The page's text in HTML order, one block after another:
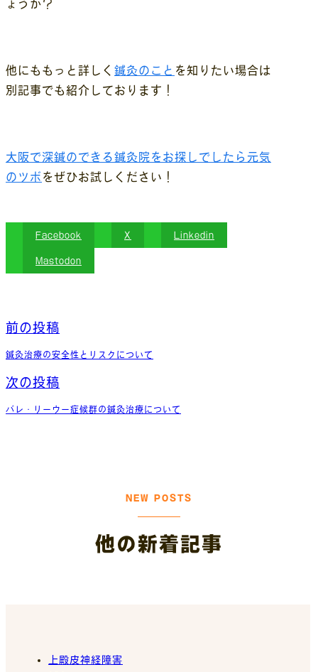
ょうか？
他にももっと詳しく 鍼灸のこと を知りたい場合は
別記事でも紹介しております！
大阪で深鍼のできる鍼灸院をお探しでしたら元気
のツボ をぜひお試しください！
Facebook X Linkedin
Mastodon
前の投稿
鍼灸治療の安全性とリスクについて
次の投稿
バレ・リーウー症候群の鍼灸治療について
NEW POSTS
他の新着記事
上殿皮神経障害